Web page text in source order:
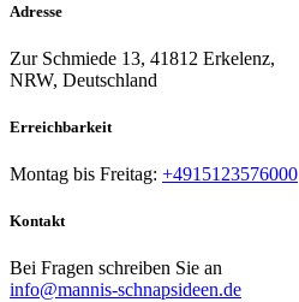
Adresse
Zur Schmiede 13, 41812 Erkelenz,
NRW, Deutschland
Erreichbarkeit​
Montag bis Freitag: +4915123576000
Kontakt
Bei Fragen schreiben Sie an
info@mannis-schnapsideen.de